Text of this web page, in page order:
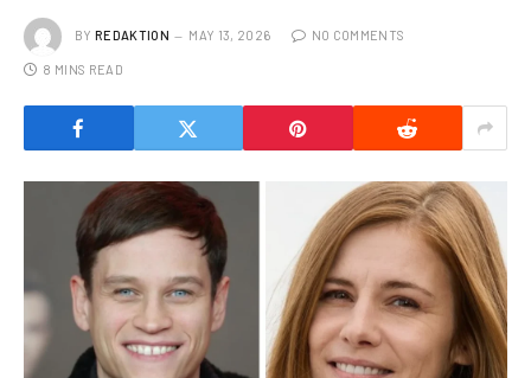
BY REDAKTION MAY 13, 2026 NO COMMENTS
8 MINS READ